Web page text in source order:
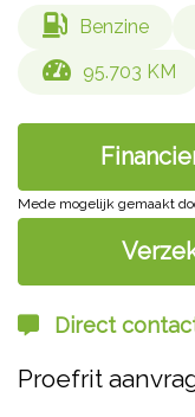
Benzine
95.703 KM
Mede mogelijk gemaakt
Direct
Proefrit